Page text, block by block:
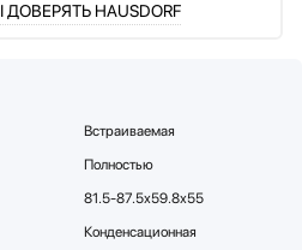
HAUSDORF
Встраиваемая
Полностью
81.5-87.5х59.8х55
Конденсационная